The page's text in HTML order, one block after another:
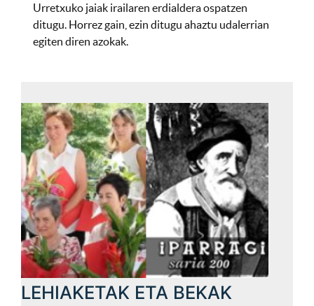
Urretxuko jaiak irailaren erdialdera ospatzen
ditugu. Horrez gain, ezin ditugu ahaztu udalerrian
egiten diren azokak.
LEHIAKETAK ETA BEKAK